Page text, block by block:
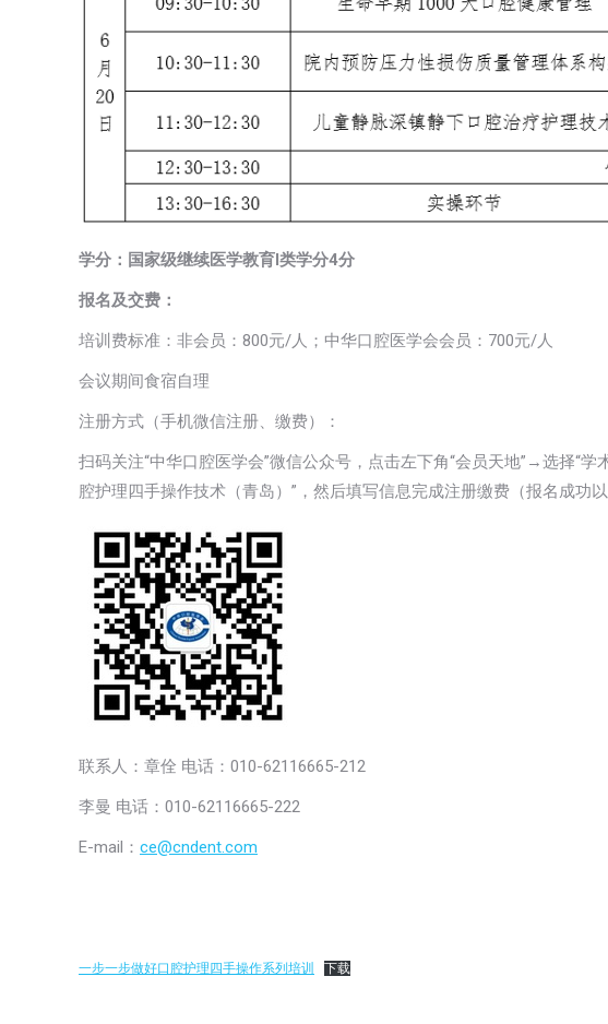
学分：国家级继续医学教育I类学分4分
报名及交费：
培训费标准：非会员：800元/人；中华口腔医学会会员：700元/人
会议期间食宿自理
注册方式（手机微信注册、缴费）：
扫码关注“中华口腔医学会”微信公众号，点击左下角“会员天地”→选择“
腔护理四手操作技术（青岛）”，然后填写信息完成注册缴费（报名成功
联系人：章佺 电话：010-62116665-212
李曼 电话：010-62116665-222
E-mail： ce@cndent.com
一步一步做好口腔护理四手操作系列培训 下载